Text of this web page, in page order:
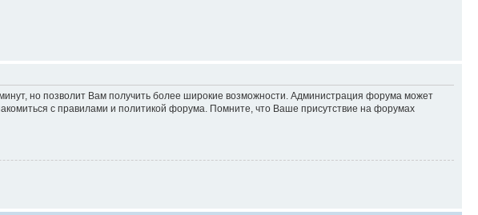
но позволит Вам получить более широкие возможности. Администрация форума может
с правилами и политикой форума. Помните, что Ваше присутствие на форумах